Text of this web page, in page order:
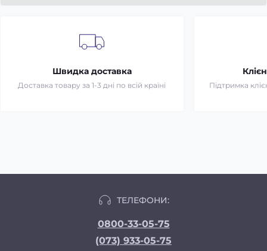
Швидка доставка
Доставка товару за 1-3 дні по всій країні Підтримка
ТЕЛЕФОНИ:
0800-33-05-75
(073) 933-05-75